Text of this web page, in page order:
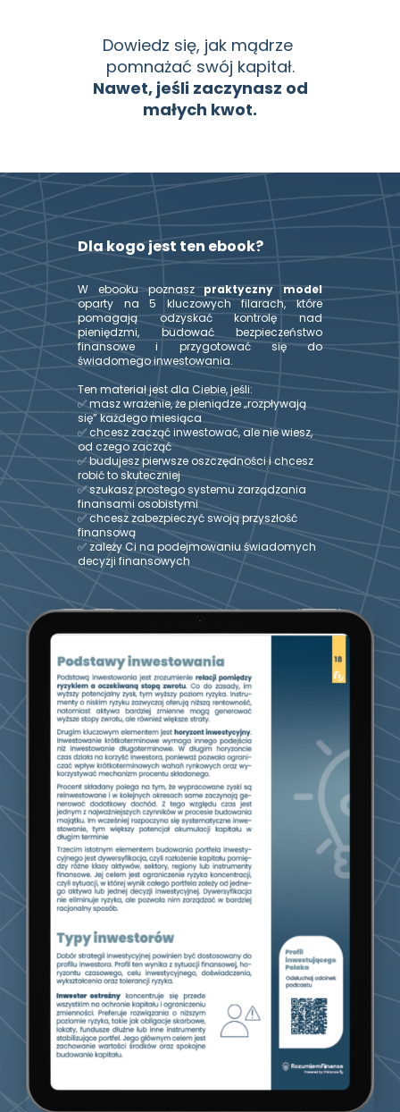
Dowiedz się, jak mądrze
pomnażać swój kapitał.
Nawet, jeśli zaczynasz od
małych kwot.
Dla kogo jest ten ebook?
W ebooku poznasz praktyczny model
oparty na 5 kluczowych filarach, które
pomagają odzyskać kontrolę nad
pieniędzmi, budować bezpieczeństwo
finansowe i przygotować się do
świadomego inwestowania.
Ten materiał jest dla Ciebie, jeśli:
✅ masz wrażenie, że pieniądze „rozpływają
się” każdego miesiąca
✅ chcesz zacząć inwestować, ale nie wiesz,
od czego zacząć
✅ budujesz pierwsze oszczędności i chcesz
robić to skuteczniej
✅ szukasz prostego systemu zarządzania
finansami osobistymi
✅ chcesz zabezpieczyć swoją przyszłość
finansową
✅ zależy Ci na podejmowaniu świadomych
decyzji finansowych